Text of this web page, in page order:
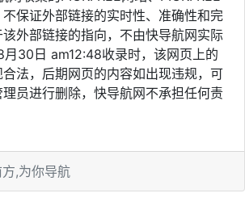
保证外部链接的实时性、准确性和完
外部链接的指向，不由快导航网实际
30日 am12:48收录时，该网页上的
法，后期网页的内容如出现违规，可
员进行删除，快导航网不承担任何责
,为你导航